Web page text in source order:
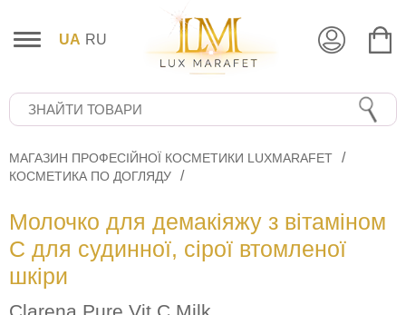
UA RU
МАГАЗИН ПРОФЕСІЙНОЇ КОСМЕТИКИ LUXMARAFET
КОСМЕТИКА ПО ДОГЛЯДУ
Молочко для демакіяжу з вітаміном
С для судинної, сірої втомленої
шкіри